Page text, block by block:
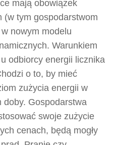
mają obowiązek
(w tym gospodarstwom
nowym modelu
Warunkiem
odbiorcy energii licznika
o to, by mieć
zużycia energii w
doby. Gospodarstwa
swoje zużycie
cenach, będą mogły